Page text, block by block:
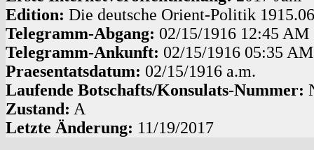
Edition: Die deutsche Orient-Politik
Telegramm-Abgang: 02/15/1916 12:45 AM
Telegramm-Ankunft: 02/15/1916 05:35 AM
Praesentatsdatum: 02/15/1916 a.m.
Laufende Botschafts/Konsulats-Nummer:
Zustand: A
Letzte Änderung: 11/19/2017